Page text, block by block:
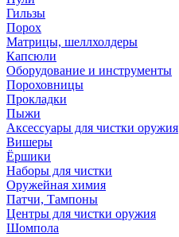
Гильзы
Порох
Матрицы, шеллхолдеры
Капсюли
Оборудование и инструменты
Пороховницы
Прокладки
Пыжи
Аксессуары для чистки оружия
Вишеры
Ёршики
Наборы для чистки
Оружейная химия
Патчи, Тампоны
Центры для чистки оружия
Шомпола